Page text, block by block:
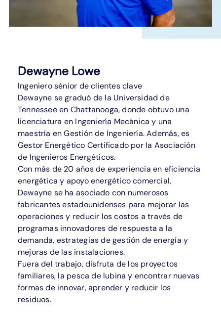
Dewayne Lowe
Ingeniero sénior de clientes clave
Dewayne se graduó de la Universidad de
Tennessee en Chattanooga, donde obtuvo una
licenciatura en Ingeniería Mecánica y una
maestría en Gestión de Ingeniería. Además, es
Gestor Energético Certificado por la Asociación
de Ingenieros Energéticos.
Con más de 20 años de experiencia en eficiencia
energética y apoyo energético comercial,
Dewayne se ha asociado con numerosos
fabricantes estadounidenses para mejorar las
operaciones y reducir los costos a través de
programas innovadores de respuesta a la
demanda, estrategias de gestión de energía y
mejoras de las instalaciones.
Fuera del trabajo, disfruta de los proyectos
familiares, la pesca de lubina y encontrar nuevas
formas de innovar, aprender y reducir los
residuos.